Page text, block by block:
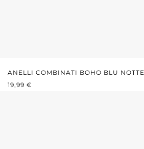
ANELLI COMBINATI BOHO BLU NOTTE
PREZZO NORMALE:
19,99 €